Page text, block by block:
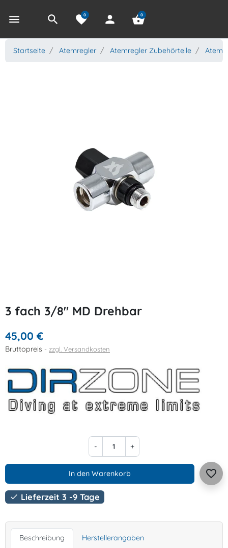
menu search favorite
0 person shopping_basket
0
Startseite Atemregler Atemregler Zubehörteile
3 fach 3/8" MD Drehbar
45,00 €
Bruttopreis zzgl. Versandkosten
- +
In den Warenkorb favorite_border
 Lieferzeit 3 -9 Tage
Beschreibung Herstellerangaben